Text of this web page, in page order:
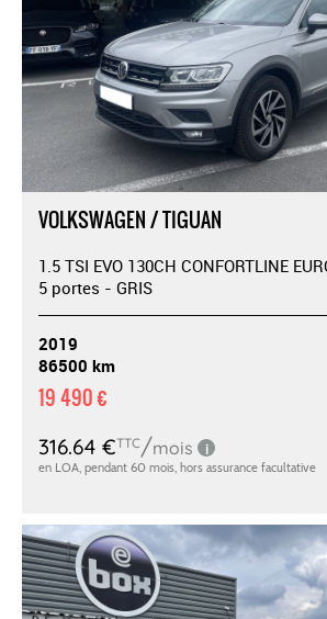
VOLKSWAGEN / TIGUAN
1.5 TSI EVO 130CH CONFORTLINE
5 portes - GRIS
2019
86500 km
19 490 €